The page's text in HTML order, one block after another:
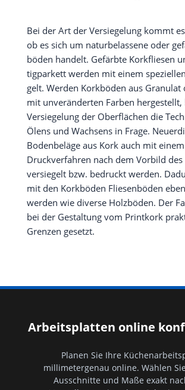
Bei der Art der Ver­sie­ge­lung kommt
ob es sich um natur­be­las­se­ne oder
bö­den han­delt. Gefärb­te Kork­flie­sen
tig­par­kett wer­den mit einem
gelt. Wer­den Kork­bö­den aus Gra­nu­lat
mit unver­än­der­ten Far­ben her­ge­stellt,
Ver­sie­ge­lung der Ober­flä­chen die
Ölens und Wach­sens in Fra­ge.
Boden­be­lä­ge aus Kork auch mit
Druck­ver­fah­ren nach dem Vor­bild
ver­sie­gelt bzw. bedruckt wer­den.
mit den Kork­bö­den Flie­sen­bö­den
wer­den wie diver­se Holz­bö­den. Der
bei der Gestal­tung vom Print­kork
Gren­zen gesetzt.
Arbeitsplatten online
Planen Sie Ihre
millimetergenau online. Wählen
Ausschnitte und Maße exakt